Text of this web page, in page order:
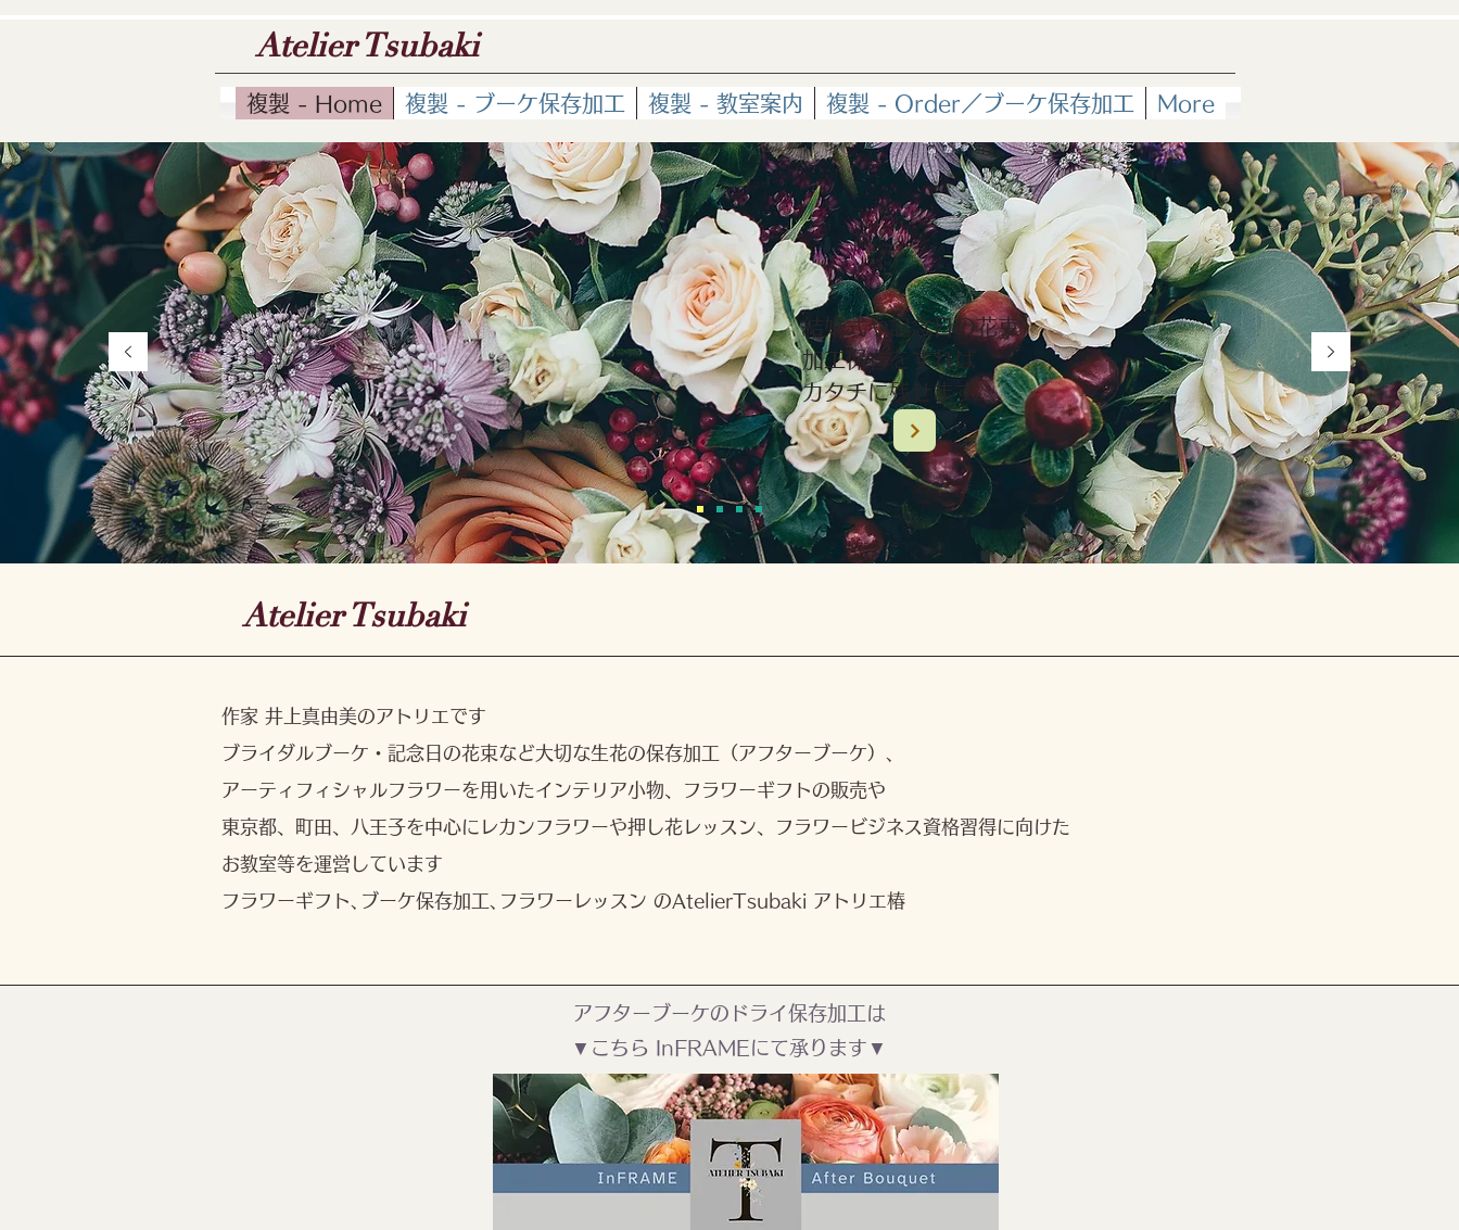
Atelier Tsubaki
複製 - Home 複製 - ブーケ保存加工 複製 - 教室案内 複製 - Order／ブーケ保存加工 More
結婚式や記念日の花束
加工保存をすれば
カタチに残せます
Atelier Tsubaki
​作家 井上真由美のアトリエです
ブライダルブーケ・記念日の花束など大切な生花の保存加工（アフターブーケ）､
アーティフィシャルフラワーを用いたインテリア小物、フラワーギフトの販売や
東京都、町田、八王子を中心にレカンフラワーや押し花レッスン、フラワービジネス資格習得に向けた
お教室等を運営しています​
フラワーギフト､ブーケ保存加工､フラワーレッスン のAtelierTsubaki アトリエ椿
アフターブーケのドライ保存加工は​
▼こちら InFRAMEにて承ります▼